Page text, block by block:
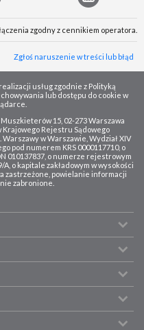
zgodny z cennikiem operatora.
Zgłoś naruszenie w treści lub błąd
usług zgodnie z Polityką
lub dostępu do cookie w
15, 02-273 Warszawa
Rejestru Sądowego
w Warszawie, Wydział XIV
pod numerem KRS 0000117710, o
010137837, o numerze rejestrowym
A, o kapitale zakładowym w wysokości
zastrzeżone, powielanie informacji
zabronione.